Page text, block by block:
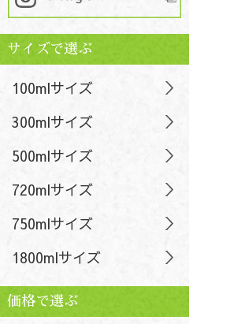
サイズで選ぶ
100mlサイズ
300mlサイズ
500mlサイズ
720mlサイズ
750mlサイズ
1800mlサイズ
価格で選ぶ